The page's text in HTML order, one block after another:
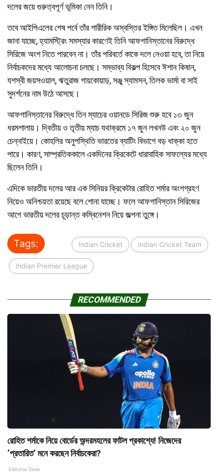
দলের জয়ে গুরুত্বপূর্ণ ভূমিকা নেন তিনি।
তবে আইপিএলের শেষ পর্বে তাঁর শারীরিক অস্বস্তির ইঙ্গিত মিলেছিল। এখন
জানা যাচ্ছে, হ্যামস্ট্রিং সমস্যার কারণেই তিনি আফগানিস্তানের বিরুদ্ধে
সিরিজে অংশ নিতে পারবেন না। তাঁর পরিবর্তে কাকে দলে নেওয়া হবে, তা নিয়ে
নির্বাচকদের মধ্যে আলোচনা চলছে। সম্ভাব্য বিকল্প হিসেবে ঈশান কিষান,
যশস্বী জয়সওয়াল, ঋতুরাজ গায়কোয়াড়, সঞ্জু স্যামসন, তিলক ভার্মা বা সাই
সুদর্শনের নাম উঠে আসছে।
আফগানিস্তানের বিরুদ্ধে তিন ম্যাচের ওয়ানডে সিরিজ শুরু হবে ১৩ জুন
ধরমশালায়। দ্বিতীয় ও তৃতীয় ম্যাচ যথাক্রমে ১৭ জুন লখনউ এবং ২০ জুন
চেন্নাইয়ে। কোহলির অনুপস্থিতি ভারতের ব্যাটিং বিভাগে বড় ধাক্কা হতে
পারে। কারণ, সাম্প্রতিককালে একদিনের ক্রিকেটে ধারাবাহিক সাফল্যের মধ্যে
ছিলেন তিনি।
এদিকে ভারতীয় দলের আর এক সিনিয়র ক্রিকেটার রোহিত শর্মার অংশগ্রহণ
নিয়েও অনিশ্চয়তা রয়েছে বলে শোনা যাচ্ছে। ফলে আফগানিস্তান সিরিজের
আগে ভারতীয় দলের চূড়ান্ত কম্বিনেশন নিয়ে জল্পনা তুঙ্গে।
Tags: Indian Cricket Indian Cricket Team
Indian Premier League
RECOMMENDED
রোহিত শর্মাকে নিয়ে বোর্ডের অন্দরমহলের ফাটল প্রকাশ্যে! নিজেদের
‘প্রতারিত’ মনে করছেন নির্বাচকেরা?
Editorial Desk